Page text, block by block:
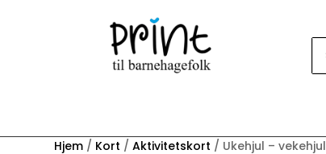
Hjem / Kort /Aktivitetskort / Ukehjul – vekehjul